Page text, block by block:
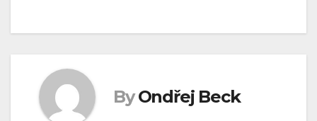
By Ondřej Beck